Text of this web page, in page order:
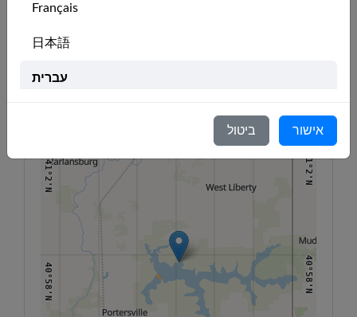
40°58'N 40°58'N
41°2'N 41°2'N
41°6'N −
Français
日本語
עברית
Português
Svenska
ביטול אישור